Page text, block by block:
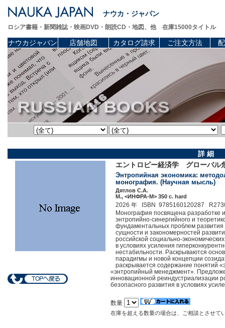
ナウカ・ジャパン
ロシア書籍・新聞雑誌・映画DVD・朗読CD・地図、他 在庫15000タイトル
ナウカジャパン 店舗地図 カタログ請求 ご注文方法
詳 細
エントロピー経済学 グローバ
Энтропийная экономика:
монография. (Научная мысль)
Дятлов С.А.
М., <ИНФРА-М> 350 c. hard
2026 年 ISBN 9785160120287
Монография посвящена разработке
энтропийно-синергийного и
фундаментальных проблем развития
сущности и закономерностей
российской социально-
в условиях усиления
нестабильности. Раскрываются
парадигмы и новой концепции
раскрывается содержание понятий
«энтропийный менеджмент».
инновационной реиндустриализации
безопасного развития в условиях
数量
在庫を超える数量の場合は、ご相談とさせて